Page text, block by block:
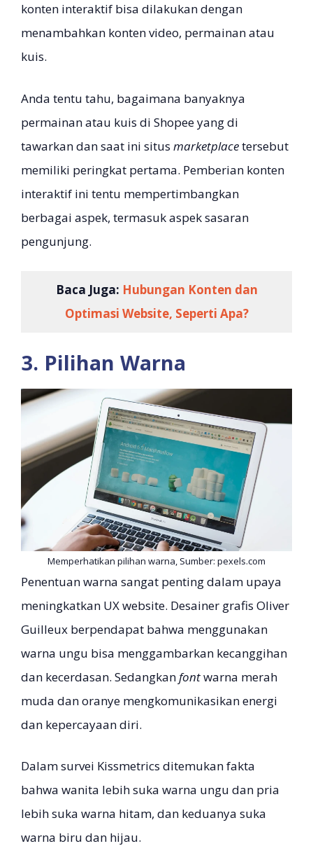
konten interaktif bisa dilakukan dengan
menambahkan konten video, permainan atau
kuis.
Anda tentu tahu, bagaimana banyaknya
permainan atau kuis di Shopee yang di
tawarkan dan saat ini situs marketplacetersebut
memiliki peringkat pertama. Pemberian konten
interaktif ini tentu mempertimbangkan
berbagai aspek, termasuk aspek sasaran
pengunjung.
Baca Juga: Hubungan Konten dan
Optimasi Website, Seperti Apa?
3. Pilihan Warna
Memperhatikan pilihan warna, Sumber: pexels.com
Penentuan warna sangat penting dalam upaya
meningkatkan UX website. Desainer grafis Oliver
Guilleux berpendapat bahwa menggunakan
warna ungu bisa menggambarkan kecanggihan
dan kecerdasan. Sedangkan fontwarna merah
muda dan oranye mengkomunikasikan energi
dan kepercayaan diri.
Dalam survei Kissmetrics ditemukan fakta
bahwa wanita lebih suka warna ungu dan pria
lebih suka warna hitam, dan keduanya suka
warna biru dan hijau.